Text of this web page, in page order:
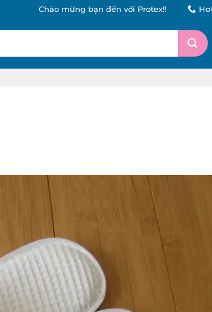
Chào mừng bạn đến với Protex!!